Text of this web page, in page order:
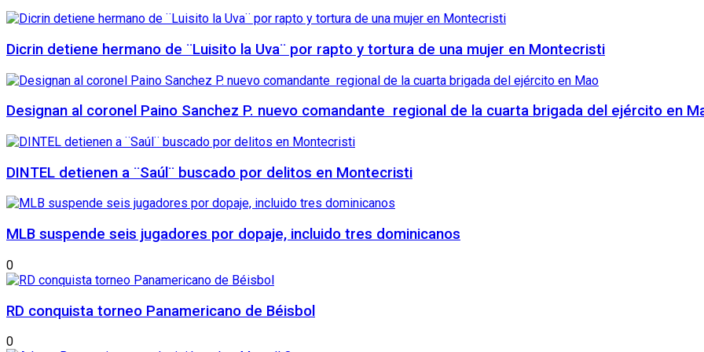
Dicrin detiene hermano de ¨Luisito la Uva¨ por rapto y tortura de una mujer en Montecristi
Designan al coronel Paino Sanchez P. nuevo comandante regional de la cuarta brigada del ejército en
DINTEL detienen a ¨Saúl¨ buscado por delitos en Montecristi
MLB suspende seis jugadores por dopaje, incluido tres dominicanos
0
RD conquista torneo Panamericano de Béisbol
0